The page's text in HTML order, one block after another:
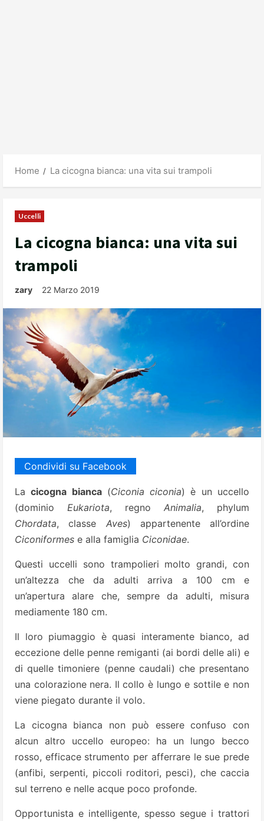
Home La cicogna bianca: una vita sui trampoli
Uccelli
La cicogna bianca: una vita sui
trampoli
zary 22 Marzo 2019
Condividi su Facebook
Lacicogna bianca(Ciconia ciconia) è un uccello
(dominio Eukariota, regno Animalia, phylum
Chordata, classe Aves) appartenente all’ordine
Ciconiformes e alla famiglia Ciconidae.
Questi uccelli sono trampolieri molto grandi, con
un’altezza che da adulti arriva a 100 cm e
un’apertura alare che, sempre da adulti, misura
mediamente 180 cm.
Il loro piumaggio è quasi interamente bianco, ad
eccezione delle penne remiganti (ai bordi delle ali) e
di quelle timoniere (penne caudali) che presentano
una colorazione nera. Il collo è lungo e sottile e non
viene piegato durante il volo.
La cicogna bianca non può essere confuso con
alcun altro uccello europeo: ha un lungo becco
rosso, efficace strumento per afferrare le sue prede
(anfibi, serpenti, piccoli roditori, pesci), che caccia
sul terreno e nelle acque poco profonde.
Opportunista e intelligente, spesso segue i trattori